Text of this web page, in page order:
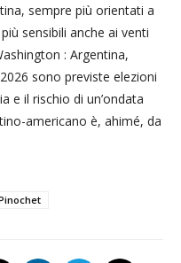
sempre più orientati a
sensibili anche ai venti
: Argentina,
sono previste elezioni
e il rischio di un’ondata
americano è, ahimé, da